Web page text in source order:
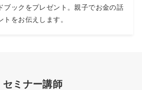
ブックをプレゼント。親子でお金の話
をお伝えします。
セミナー講師